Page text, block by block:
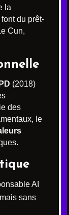
la
du prêt-
Cun,
(2018)
des
le
AI
sans